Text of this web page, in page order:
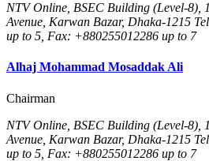
NTV Online, BSEC Building (Level-8),
Avenue, Karwan Bazar, Dhaka-1215
up to 5, Fax: +880255012286 up to 7
Alhaj Mohammad Mosaddak Ali
Chairman
NTV Online, BSEC Building (Level-8),
Avenue, Karwan Bazar, Dhaka-1215
up to 5, Fax: +880255012286 up to 7